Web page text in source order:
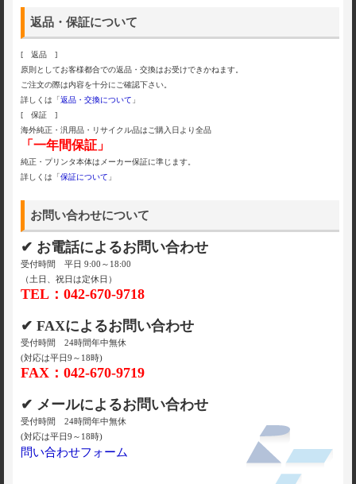
返品・保証について
[ 返品 ]
原則としてお客様都合での返品・交換はお受けできかねます。
ご注文の際は内容を十分にご確認下さい。
詳しくは「返品・交換について 」
[ 保証 ]
海外純正・汎用品・リサイクル品はご購入日より全品
「一年間保証」
純正・プリンタ本体はメーカー保証に準じます。
詳しくは「保証について 」
お問い合わせについて
✔ お電話によるお問い合わせ
受付時間 平日 9:00～18:00
（土日、祝日は定休日）
TEL：042-670-9718
✔ FAXによるお問い合わせ
受付時間 24時間年中無休
(対応は平日9～18時)
FAX：042-670-9719
✔ メールによるお問い合わせ
受付時間 24時間年中無休
(対応は平日9～18時)
問い合わせフォーム